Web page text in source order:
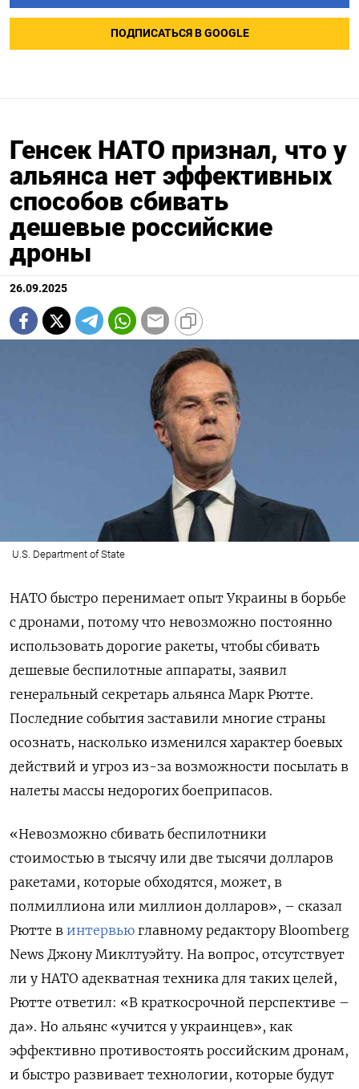
ПОДПИСАТЬСЯ В GOOGLE
Генсек НАТО признал, что у
альянса нет эффективных
способов сбивать
дешевые российские
дроны
26.09.2025
U.S. Department of State
НАТО быстро перенимает опыт Украины в борьбе
с дронами, потому что невозможно постоянно
использовать дорогие ракеты, чтобы сбивать
дешевые беспилотные аппараты, заявил
генеральный секретарь альянса Марк Рютте.
Последние события заставили многие страны
осознать, насколько изменился характер боевых
действий и угроз из-за возможности посылать в
налеты массы недорогих боеприпасов.
«Невозможно сбивать беспилотники
стоимостью в тысячу или две тысячи долларов
ракетами, которые обходятся, может, в
полмиллиона или миллион долларов», – сказал
Рютте в интервью главному редактору Bloomberg
News Джону Миклтуэйту. На вопрос, отсутствует
ли у НАТО адекватная техника для таких целей,
Рютте ответил: «В краткосрочной перспективе –
да». Но альянс «учится у украинцев», как
эффективно противостоять российским дронам,
и быстро развивает технологии, которые будут